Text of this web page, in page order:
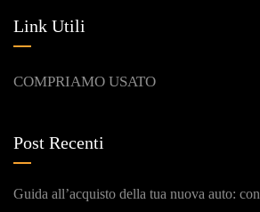
Link Utili
COMPRIAMO USATO
Post Recenti
Guida all’acquisto della tua nuova auto: